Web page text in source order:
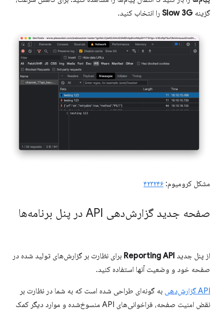
گزینه Slow 3G را انتخاب کنید.
مشکل کرومیوم: ۴۲۳۲۴۶
صفحه جدید گزارش‌دهی API در پنل برنامه‌ها
از پنل جدید Reporting API برای نظارت بر گزارش‌های تولید شده در
صفحه خود و وضعیت آنها استفاده کنید.
API گزارش‌دهی
به گونه‌ای طراحی شده است که به شما در نظارت بر
نقض امنیت صفحه، فراخوانی‌های API منسوخ‌شده و موارد دیگر کمک